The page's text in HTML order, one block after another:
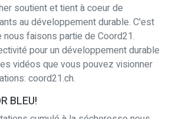
soutient et tient à coeur de
au développement durable. C'est
nous faisons partie de Coord21.
pour un développement durable
vidéos que vous pouvez visionner
coord21.ch.
BLEU!